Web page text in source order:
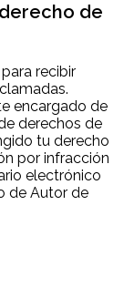
de
recibir
encargado de
derechos de
tu derecho
por infracción
electrónico
de Autor de